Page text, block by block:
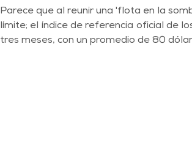
Parece que al reunir una 'flota en la
límite; el índice de referencia oficial de
tres meses, con un promedio de 80